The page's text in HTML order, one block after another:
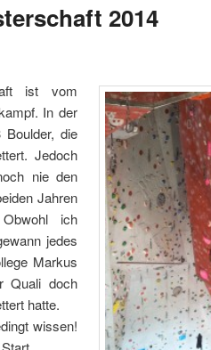
2014
ist vom
In der
die
Jedoch
nie den
Jahren
ich
jedes
Markus
Quali doch
hatte.
wissen!